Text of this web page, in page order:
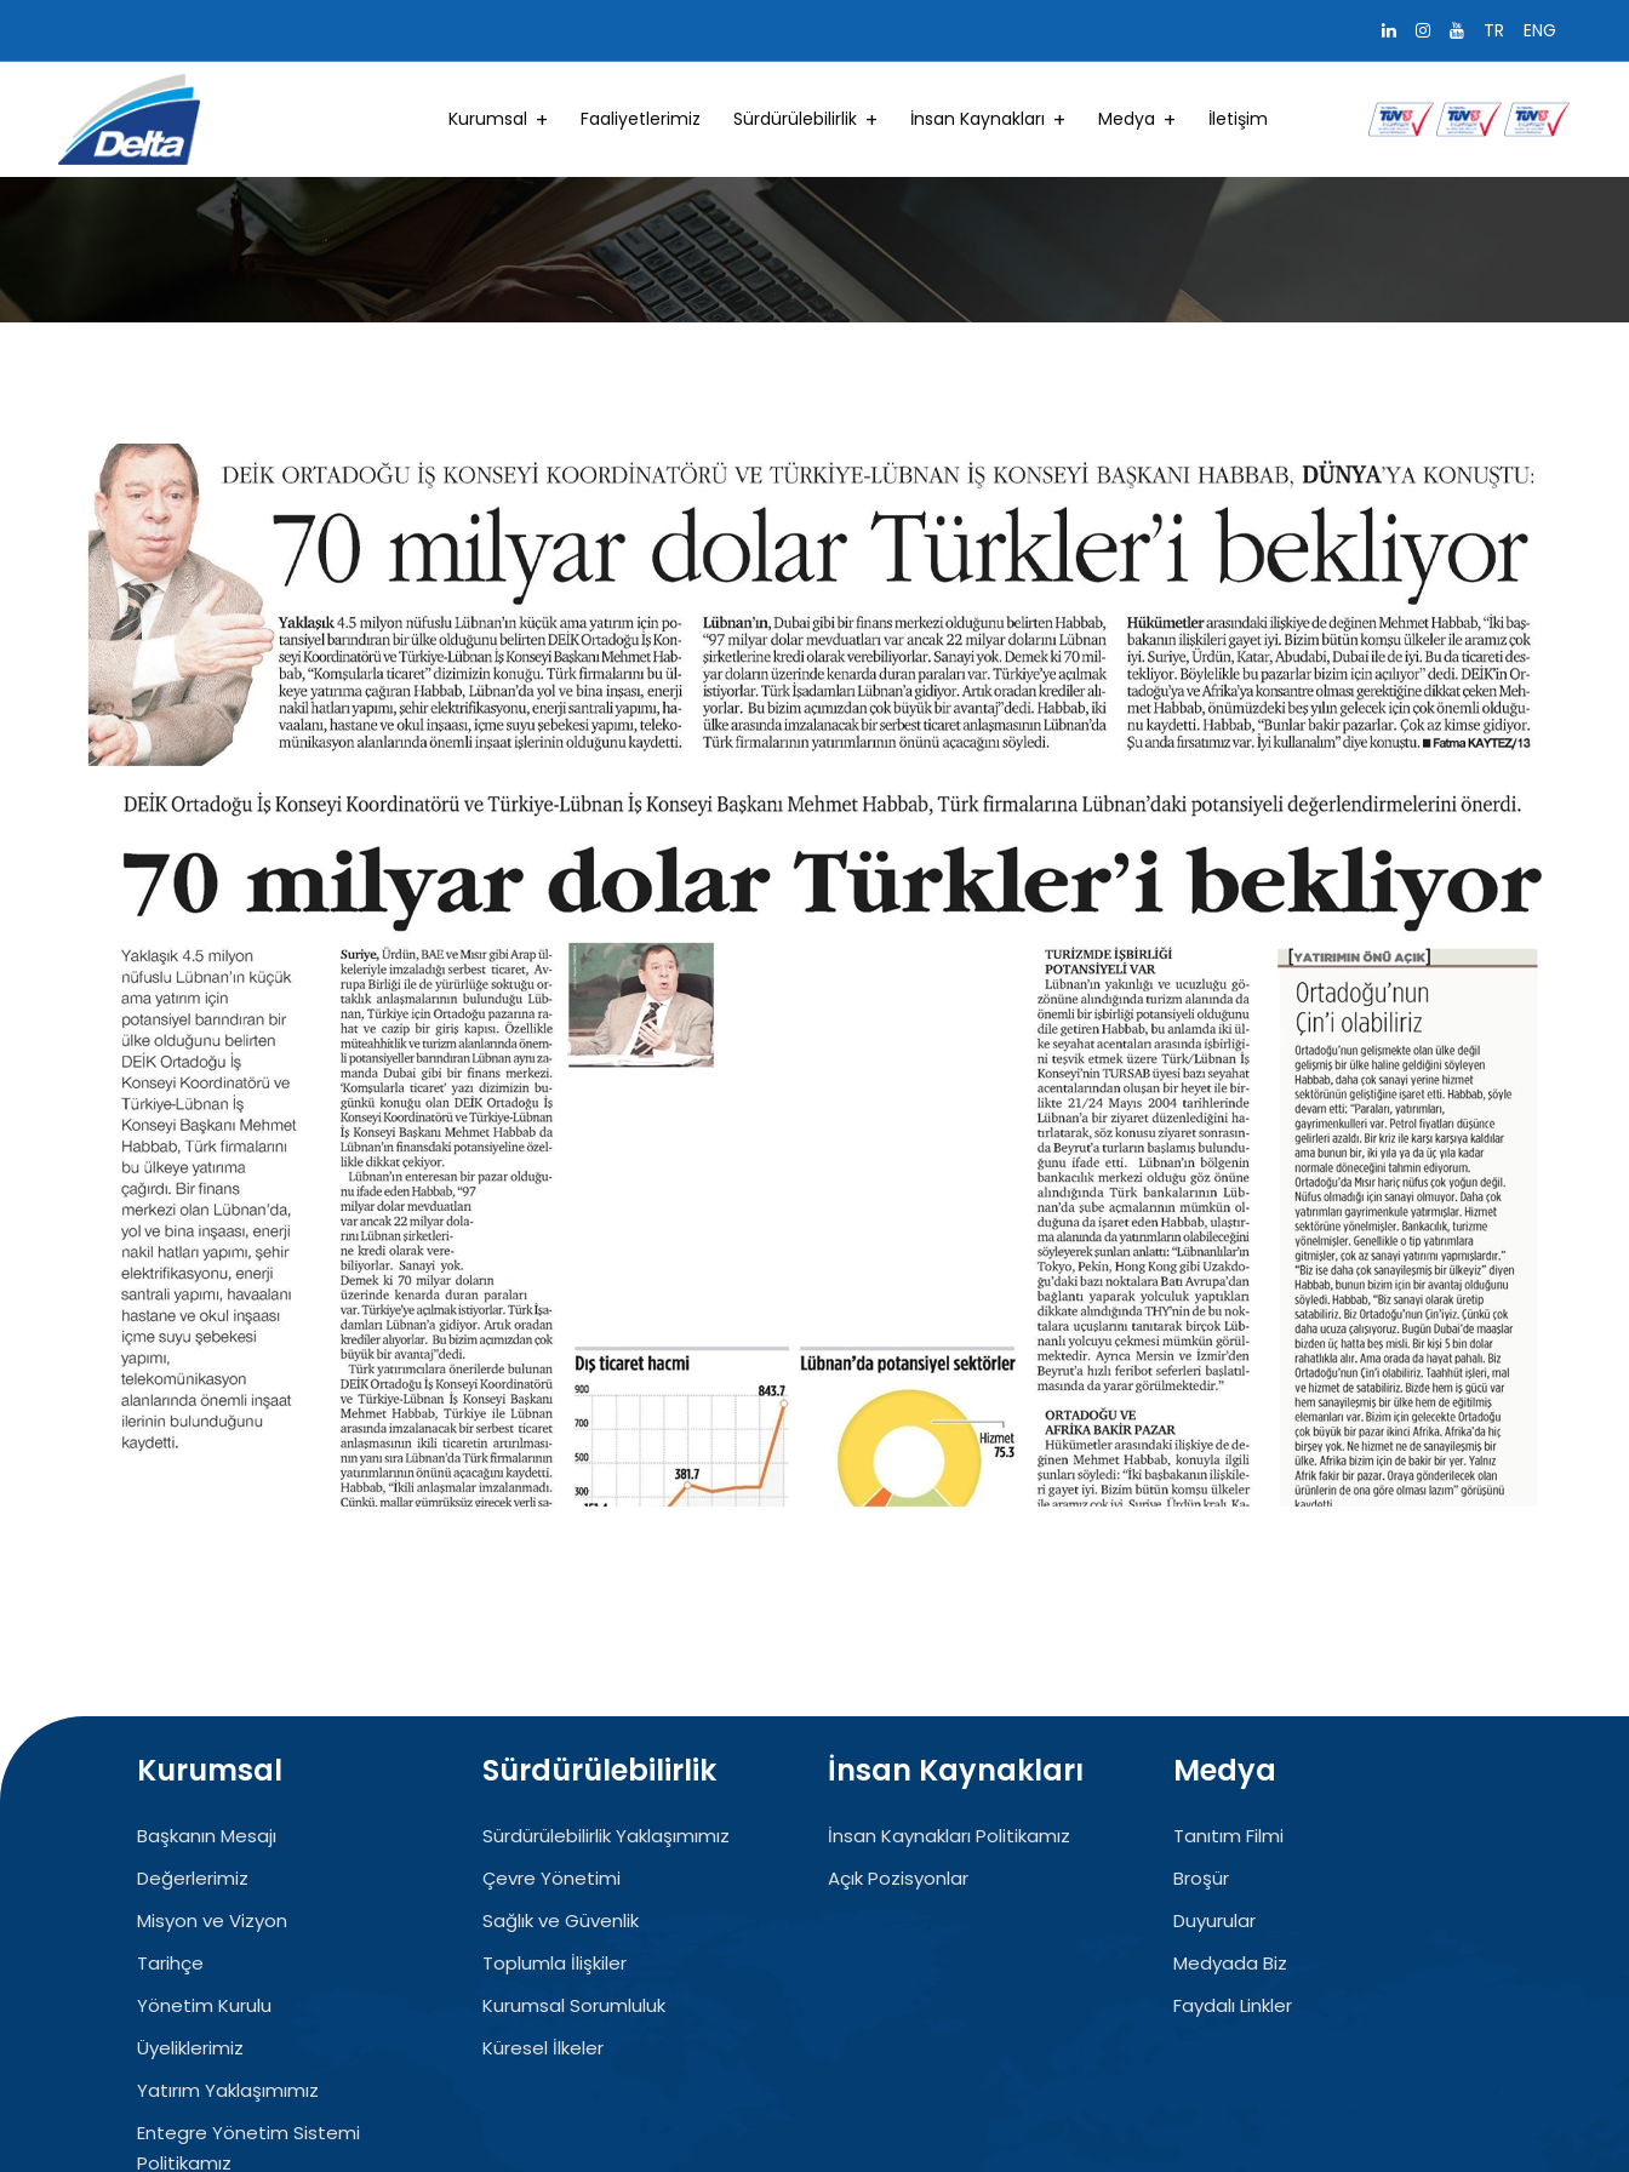
TR ENG
Kurumsal Faaliyetlerimiz Sürdürülebilirlik İnsan Kaynakları Medya İletişim
Kurumsal
Başkanın Mesajı
Değerlerimiz
Misyon ve Vizyon
Tarihçe
Yönetim Kurulu
Üyeliklerimiz
Yatırım Yaklaşımımız
Entegre Yönetim Sistemi
Politikamız
Sürdürülebilirlik
Sürdürülebilirlik Yaklaşımımız
Çevre Yönetimi
Sağlık ve Güvenlik
Toplumla İlişkiler
Kurumsal Sorumluluk
Küresel İlkeler
İnsan Kaynakları
İnsan Kaynakları Politikamız
Açık Pozisyonlar
Medya
Tanıtım Filmi
Broşür
Duyurular
Medyada Biz
Faydalı Linkler